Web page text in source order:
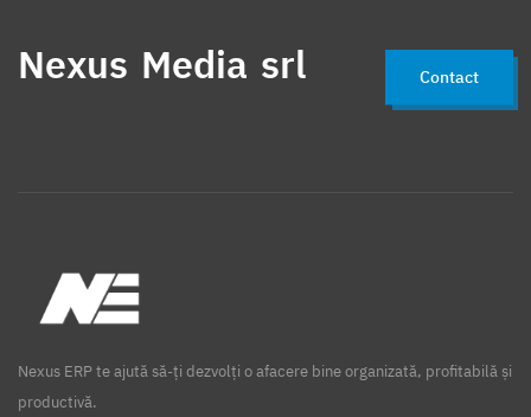
Nexus Media srl Contact
Nexus ERP te ajută să-ți dezvolți o afacere bine organizată, profitabilă și
productivă.